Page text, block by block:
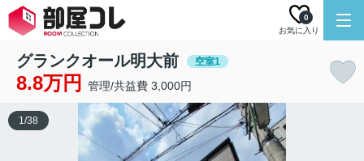
お気に入り
0
グランクオール明大前 空室1
8.8万円 管理/共益費 3,000円
1/38